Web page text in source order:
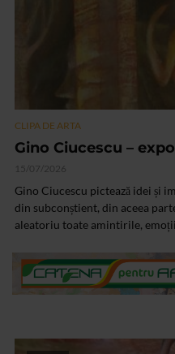
CLIPA DE ARTA
Gino Ciucescu –
15/07/2026
Gino Ciucescu pictează idei și
din subconștient, din aceea
aleatoriu toate amintirile,